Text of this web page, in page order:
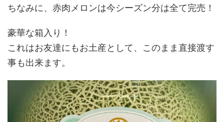
ちなみに、赤肉メロンは今シーズン分は全て完売！
豪華な箱入り！
これはお友達にもお土産として、このまま直接渡す
事も出来ます。